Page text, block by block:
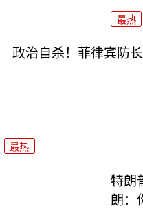
最热
政治自杀！菲律宾防
最热
特朗
朗：